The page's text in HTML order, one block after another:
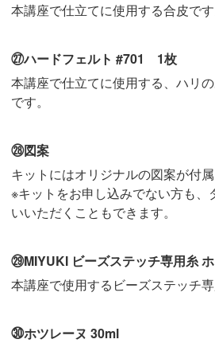
本講座で仕立てに使用する合皮です
㉗ハードフェルト #701 1枚
本講座で仕立てに使用する、ハリ
です。
㉘図案
キットにはオリジナルの図案が付属
※キットをお申し込みでない方も、
いいただくこともできます。
㉙MIYUKI ビーズステッチ専用糸
本講座で使用するビーズステッチ専
㉚ホツレーヌ 30ml